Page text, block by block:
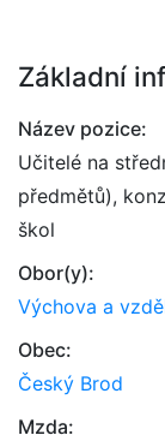
Základní
Název pozice:
Učitelé na
předmětů),
škol
Obor(y):
Výchova a
Obec:
Český Brod
Mzda: